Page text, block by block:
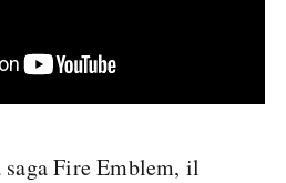
Fire Emblem, il